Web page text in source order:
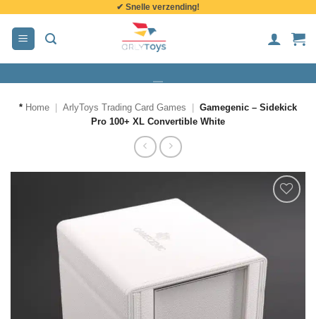
inhoud
✔ Snelle verzending!
* Home ArlyToys Trading Card Games
Gamegenic – Sidekick
Pro 100+ XL Convertible White